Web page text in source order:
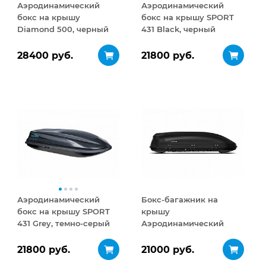
Аэродинамический
бокс на крышу
Diamond 500, черный
28400 руб.
Аэродинамический
бокс на крышу SPORT
431 Black, черный
21800 руб.
Аэродинамический
бокс на крышу SPORT
431 Grey, темно-серый
21800 руб.
Бокс-багажник на
крышу
Аэродинамический
21000 руб.